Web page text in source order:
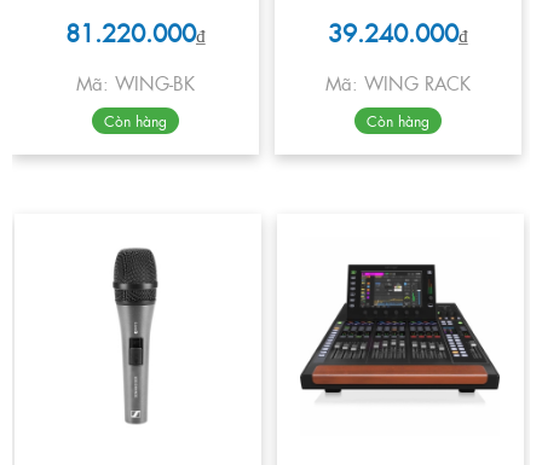
81.220.000₫
Mã: WING-BK
Còn hàng
39.240.000₫
Mã: WING RACK
Còn hàng